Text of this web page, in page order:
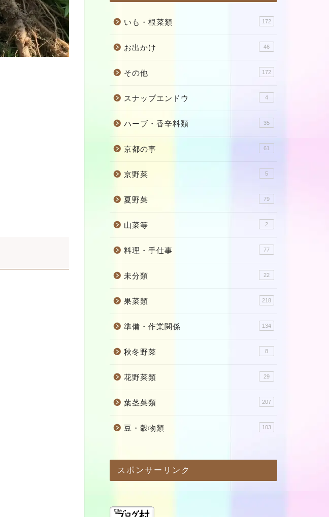
いも・根菜類 172
お出かけ 46
その他 172
スナップエンドウ 4
ハーブ・香辛料類 35
京都の事 61
京野菜 5
夏野菜 79
山菜等 2
料理・手仕事 77
未分類 22
果菜類 218
準備・作業関係 134
秋冬野菜 8
花野菜類 29
葉茎菜類 207
豆・穀物類 103
スポンサーリンク